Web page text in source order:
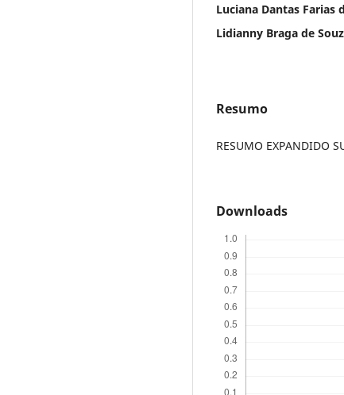
Luciana Dantas Farias
Lidianny Braga de
Resumo
RESUMO EXPANDIDO
Downloads